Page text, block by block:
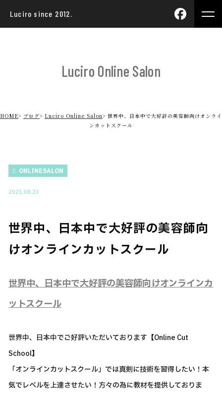
Luciro since 2012.
Luciro Online Salon
HOME ブログ Luciro Online Salon
世界中、日本中で大好評の美容師向けオンライ
ンカットスクール
ONLINESALON
2021.08.23
世界中、日本中で大好評の美容師向
けオンラインカットスクール
世界中、日本中で大好評の美容師向けオンラインカ
ットスクール
世界中、日本中でご好評いただいております【Online Cut
School】
「オンラインカットスクール」では真剣に技術を習得したい！本
気でレベルを上達させたい！方々の為に教材を提供しておりま